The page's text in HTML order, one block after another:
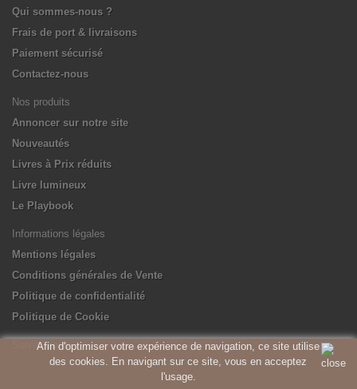
Afin d'optimiser votre expérience de navigation, ce site utilise
des cookies. En navigant sur ce site, vous en acceptez
l'usage.
Qui sommes-nous ?
Frais de port & livraisons
Paiement sécurisé
Contactez-nous
Nos produits
Annoncer sur notre site
Nouveautés
Livres à Prix réduits
Livre lumineux
Le Playbook
Informations légales
Mentions légales
Conditions générales de Vente
Politique de confidentialité
Politique de Cookie
Suivez-nous